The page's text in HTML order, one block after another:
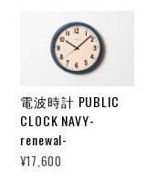
電波時計 PUBLIC
CLOCK NAVY-
renewal-
¥17,600